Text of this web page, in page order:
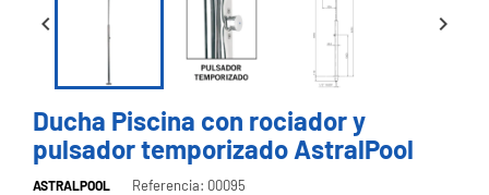
 
Ducha Piscina con rociador y
pulsador temporizado AstralPool
ASTRALPOOL Referencia: 00095